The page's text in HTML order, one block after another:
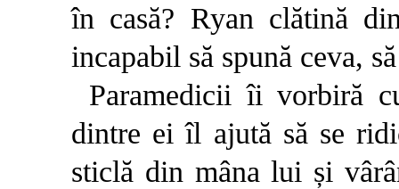
în casă? Ryan clătină
incapabil să spună ceva,
Paramedicii îi vorbiră
dintre ei îl ajută să se
sticlă din mâna lui și